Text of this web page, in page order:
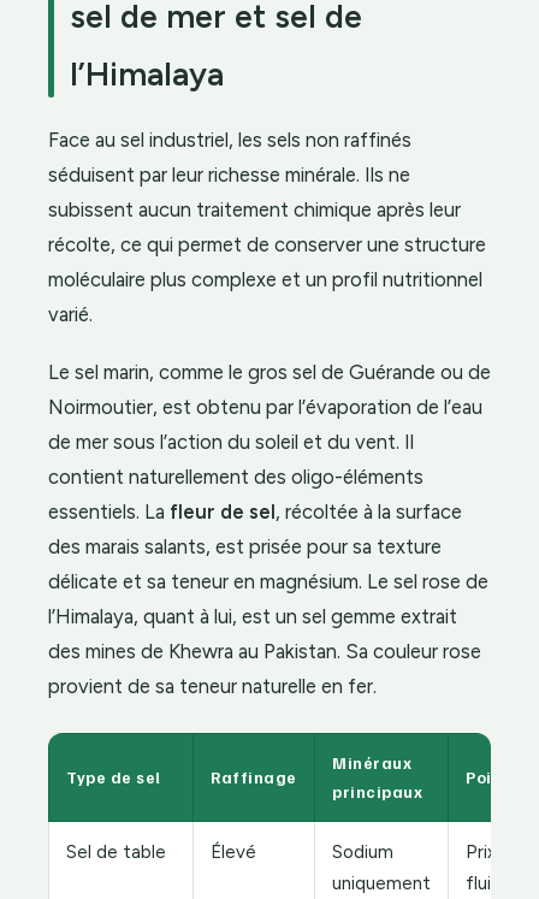
sel de mer et sel de
l’Himalaya
Face au sel industriel, les sels non raffinés
séduisent par leur richesse minérale. Ils ne
subissent aucun traitement chimique après leur
récolte, ce qui permet de conserver une structure
moléculaire plus complexe et un profil nutritionnel
varié.
Le sel marin, comme le gros sel de Guérande ou de
Noirmoutier, est obtenu par l’évaporation de l’eau
de mer sous l’action du soleil et du vent. Il
contient naturellement des oligo-éléments
essentiels. La fleur de sel, récoltée à la surface
des marais salants, est prisée pour sa texture
délicate et sa teneur en magnésium. Le sel rose de
l’Himalaya, quant à lui, est un sel gemme extrait
des mines de Khewra au Pakistan. Sa couleur rose
provient de sa teneur naturelle en fer.
Type de sel Raffinage
Minéraux
principaux
Points
Sel de table Élevé
Sodium
uniquement
Prix bas,
fluidité